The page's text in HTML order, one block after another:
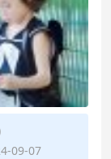
09-07